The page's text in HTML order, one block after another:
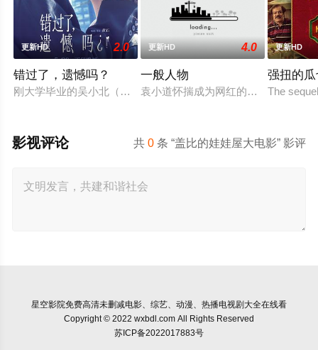
更新HD 2.0
错过了，遗憾吗？
刚大学毕业的吴小北（庄达菲 饰）被初恋男友李天昊（周澄奧
更新HD 4.0
一般人物
袁小道怀揣成为网红的梦想创作短视
更新HD
强扭的
The
共0 条 “盖比的娃娃屋大电影” 影评
影视评论
星空影院免费高清未删减电影、综艺、动漫、热播电视剧大全在线看
Copyright © 2022 wxbdl.com All Rights Reserved
苏ICP备2022017883号